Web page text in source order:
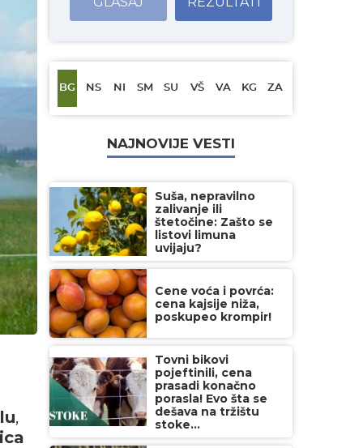
,
BG NS NI SM SU VŠ VA KG ZA
NAJNOVIJE VESTI
Suša, nepravilno
zalivanje ili
štetočine: Zašto se
listovi limuna
uvijaju?
Cene voća i povrća:
cena kajsije niža,
poskupeo krompir!
Tovni bikovi
pojeftinili, cena
prasadi konačno
porasla! Evo šta se
dešava na tržištu
stoke...